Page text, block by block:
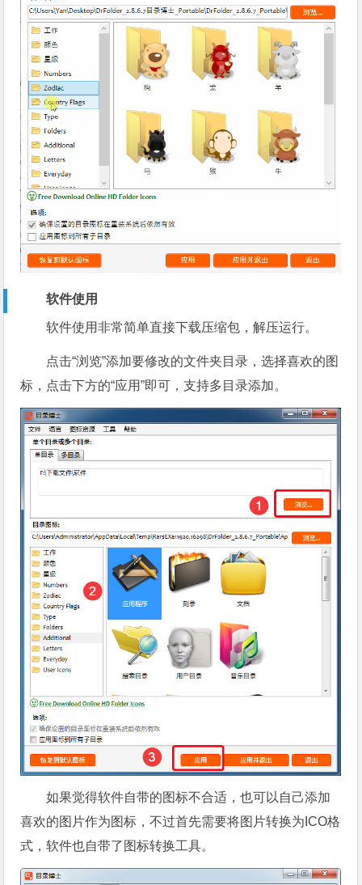
软件使用
软件使用非常简单直接下载压缩包，解压运行。
点击“浏览”添加要修改的文件夹目录，选择喜欢的图
标，点击下方的“应用”即可，支持多目录添加。
如果觉得软件自带的图标不合适，也可以自己添加
喜欢的图片作为图标，不过首先需要将图片转换为ICO格
式，软件也自带了图标转换工具。